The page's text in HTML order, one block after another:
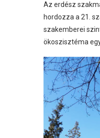
Az erdész
hordozza a 21.
szakemberei
ökoszisztéma